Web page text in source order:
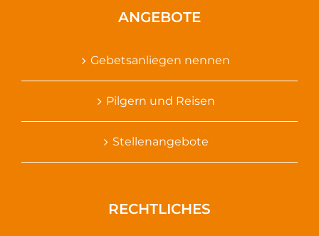
ANGEBOTE
Gebetsanliegen nennen
Pilgern und Reisen
Stellenangebote
RECHTLICHES